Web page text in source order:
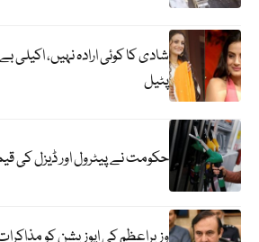
شادی کا کوئی ارادہ نہیں،
پٹیل
حکومت نے پیٹرول اور ڈیزل کی
وزیراعظم کی اپوزیشن کو